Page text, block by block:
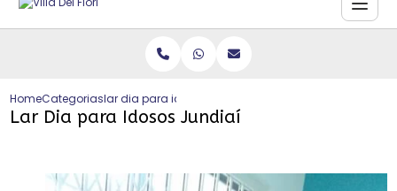
HomeCategoriaslar dia para idosos jundiai
Lar Dia para Idosos Jundiaí